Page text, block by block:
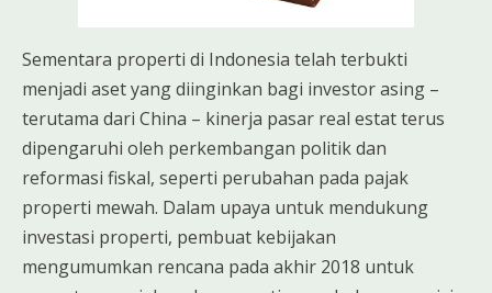
Sementara properti di Indonesia telah terbukti
menjadi aset yang diinginkan bagi investor asing –
terutama dari China – kinerja pasar real estat terus
dipengaruhi oleh perkembangan politik dan
reformasi fiskal, seperti perubahan pada pajak
properti mewah. Dalam upaya untuk mendukung
investasi properti, pembuat kebijakan
mengumumkan rencana pada akhir 2018 untuk